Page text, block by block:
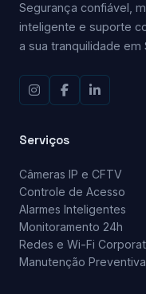
Segurança confiável,
inteligente e suporte
a sua tranquilidade em
Serviços
Câmeras IP e CFTV
Controle de Acesso
Alarmes Inteligentes
Monitoramento 24h
Redes e Wi-Fi
Manutenção Preventiva